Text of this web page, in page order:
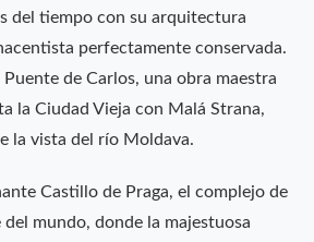
del tiempo con su arquitectura
perfectamente conservada.
de Carlos, una obra maestra
la Ciudad Vieja con Malá Strana,
la vista del río Moldava.
Castillo de Praga, el complejo de
mundo, donde la majestuosa